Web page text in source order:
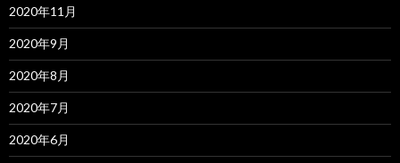
2020年11月
2020年9月
2020年8月
2020年7月
2020年6月